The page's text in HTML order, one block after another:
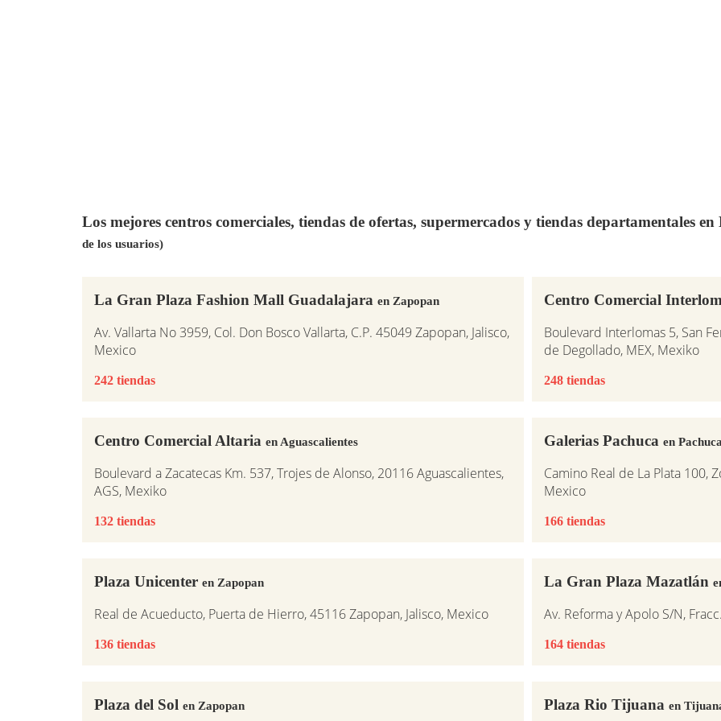
Los mejores centros comerciales, tiendas de ofertas, supermercados y tiendas departamentales
de los usuarios)
La Gran Plaza Fashion Mall Guadalajara en Zapopan
Av. Vallarta No 3959, Col. Don Bosco Vallarta, C.P. 45049 Zapopan, Jalisco,
Mexico
242 tiendas
Centro Comercial
Boulevard Interlomas 5, San
de Degollado, MEX, Mexiko
248 tiendas
Centro Comercial Altaria en Aguascalientes
Boulevard a Zacatecas Km. 537, Trojes de Alonso, 20116 Aguascalientes,
AGS, Mexiko
132 tiendas
Galerias Pachuca en
Camino Real de La Plata 100,
Mexico
166 tiendas
Plaza Unicenter en Zapopan
Real de Acueducto, Puerta de Hierro, 45116 Zapopan, Jalisco, Mexico
136 tiendas
La Gran Plaza Mazatlán
Av. Reforma y Apolo S/N,
164 tiendas
Plaza del Sol en Zapopan Plaza Rio Tijuana en